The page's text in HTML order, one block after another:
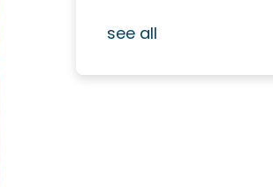
see all